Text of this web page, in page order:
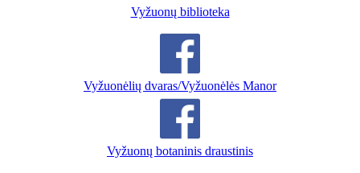
Vyžuonų biblioteka
Vyžuonėlių dvaras/Vyžuonėlės Manor
Vyžuonų botaninis draustinis